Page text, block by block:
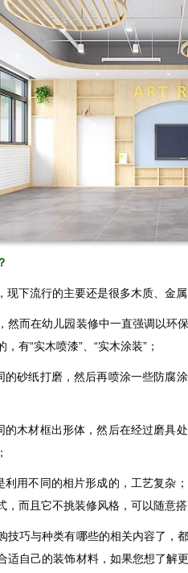
现下流行的主要还是很多木质、金
然而在幼儿园装修中一直强调以环
有“实木喷漆”、“实木涂装”；
的砂纸打磨，然后再喷涂一些防腐
的木材框出形体，然后在经过磨具
利用不同的相片形成的，工艺复杂
，而且它不挑装修风格，可以随意
技巧与种类有哪些的相关内容了，
适自己的装饰材料，如果您想了解